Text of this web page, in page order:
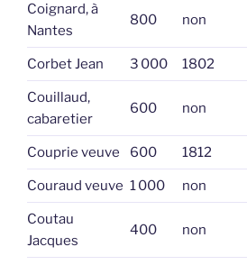
Coignard, à
Nantes
800 non
Corbet Jean 3 000 1802
Couillaud,
cabaretier
600 non
Couprie veuve 600 1812
Couraud veuve 1 000 non
Coutau
Jacques
400 non